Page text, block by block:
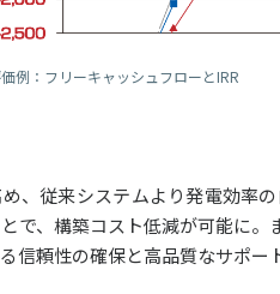
例：フリーキャッシュフローとIRR
、従来システムより発電効率
で、構築コスト低減が可能に
信頼性の確保と高品質なサポー